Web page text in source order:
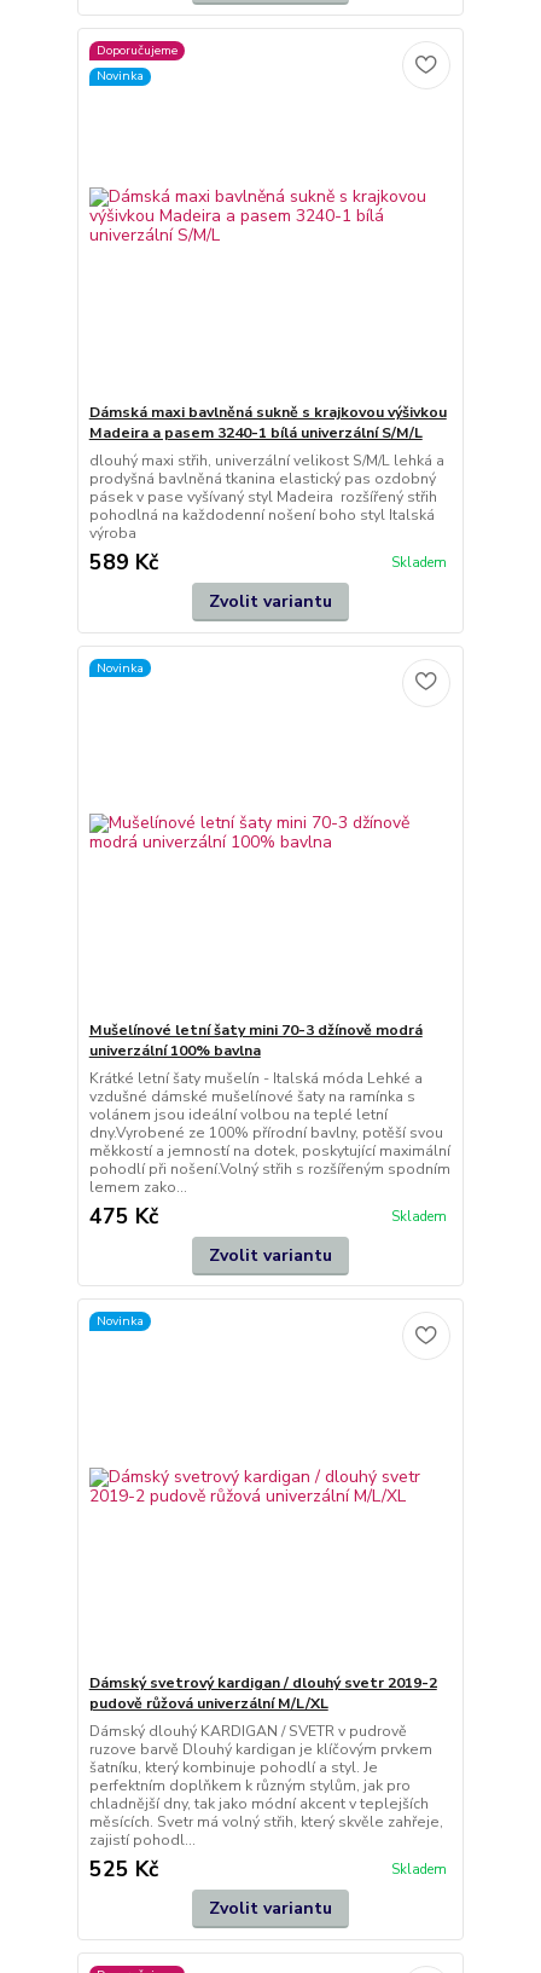
Doporučujeme
Novinka
Dámská maxi bavlněná sukně s krajkovou výšivkou
Madeira a pasem 3240-1 bílá univerzální S/M/L
dlouhý maxi střih, univerzální velikost S/M/L lehká a
prodyšná bavlněná tkanina elastický pas ozdobný
pásek v pase vyšívaný styl Madeira rozšířený střih
pohodlná na každodenní nošení boho styl Italská
výroba
589 Kč Skladem
Zvolit variantu
Novinka
Mušelínové letní šaty mini 70-3 džínově modrá
univerzální 100% bavlna
Krátké letní šaty mušelín - Italská móda Lehké a
vzdušné dámské mušelínové šaty na ramínka s
volánem jsou ideální volbou na teplé letní
dny.Vyrobené ze 100% přírodní bavlny, potěší svou
měkkostí a jemností na dotek, poskytující maximální
pohodlí při nošení.Volný střih s rozšířeným spodním
lemem zako...
475 Kč Skladem
Zvolit variantu
Novinka
Dámský svetrový kardigan / dlouhý svetr 2019-2
pudově růžová univerzální M/L/XL
Dámský dlouhý KARDIGAN / SVETR v pudrově
ruzove barvě Dlouhý kardigan je klíčovým prvkem
šatníku, který kombinuje pohodlí a styl. Je
perfektním doplňkem k různým stylům, jak pro
chladnější dny, tak jako módní akcent v teplejších
měsících. Svetr má volný střih, který skvěle zahřeje,
zajistí pohodl...
525 Kč Skladem
Zvolit variantu